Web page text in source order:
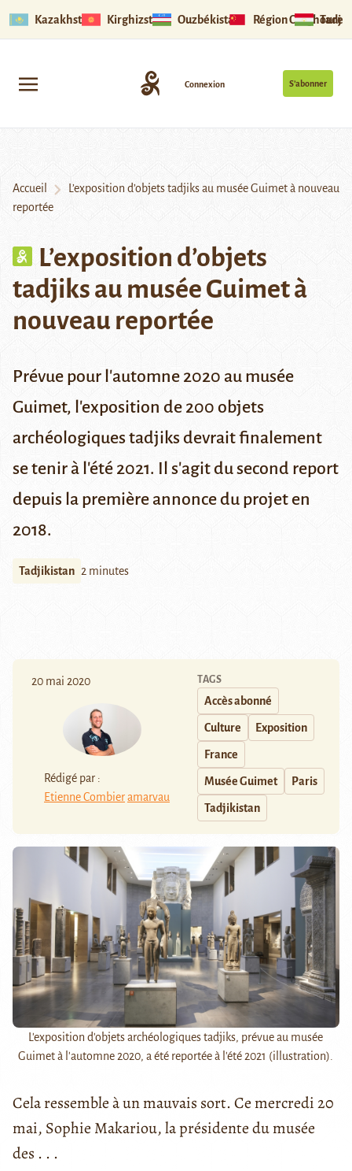
Kazakhstan Kirghizstan Ouzbékistan Région Ouïghoure
S’abonner
Connexion
Accueil
L’exposition d’objets tadjiks au musée Guimet à nouveau
reportée
L’exposition d’objets
tadjiks au musée Guimet à
nouveau reportée
Prévue pour l'automne 2020 au musée
Guimet, l'exposition de 200 objets
archéologiques tadjiks devrait finalement
se tenir à l'été 2021. Il s'agit du second report
depuis la première annonce du projet en
2018.
Tadjikistan 2 minutes
20 mai 2020
Rédigé par :
Etienne Combieramarvau
TAGS
Accès abonné
Culture Exposition
France
Musée Guimet Paris
Tadjikistan
L'exposition d'objets archéologiques tadjiks, prévue au musée
Guimet à l'automne 2020, a été reportée à l'été 2021 (illustration).
Cela ressemble à un mauvais sort. Ce mercredi 20
mai, Sophie Makariou, la présidente du musée
des . . .